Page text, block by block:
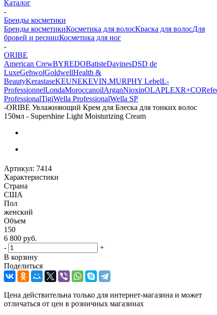
Каталог
-
Бренды косметики
Бренды косметикиКосметика для волосКраска для волосДля
бровей и ресницКосметика для ног
-
ORIBE
American CrewBYREDOBatisteDavinesDSD de
LuxeGehwolGoldwellHealth &
BeautyKerastaseKEUNEKEVIN.MURPHY LebelL-
ProfessionnelLondaMoroccanoilArganNiохinOLAPLEXR+CO
ProfessionalTigiWella ProfessionalWella SP
-ORIBE Увлажняющий Крем для Блеска для тонких волос
150мл - Supershine Light Moisturizing Cream
Артикул: 7414
Характеристики
Страна
США
Пол
женский
Объем
150
6 800 руб.
-
+
В корзину
Поделиться
Цена действительна только для интернет-магазина и может
отличаться от цен в розничных магазинах